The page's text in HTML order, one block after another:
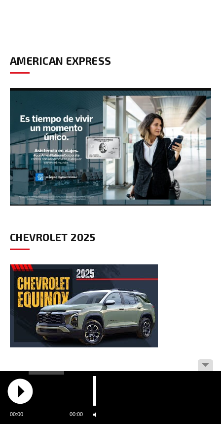
AMERICAN EXPRESS
CHEVROLET 2025
PRODUCTOS GOYA
00:00 00:00